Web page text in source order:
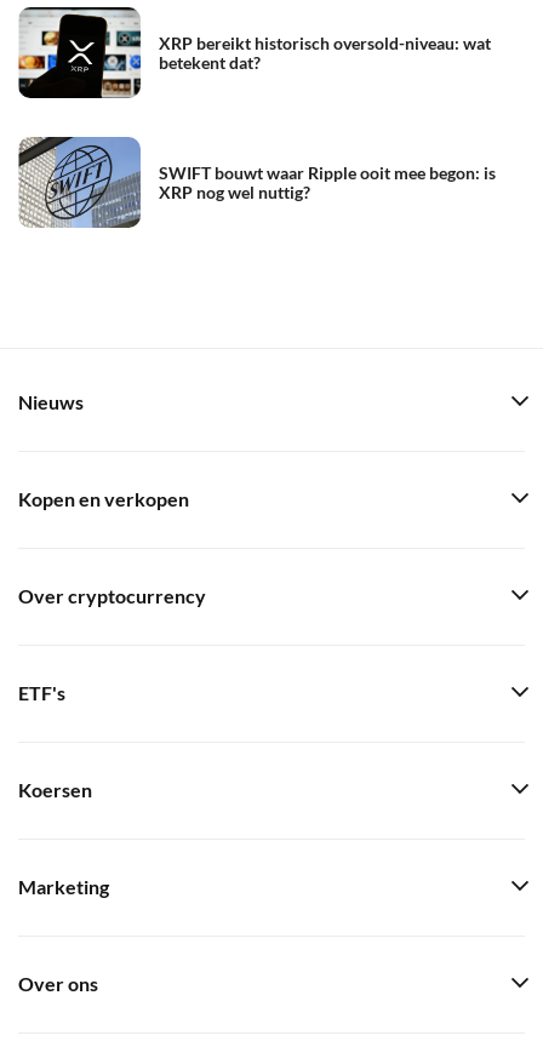
XRP bereikt historisch oversold-niveau: wat
betekent dat?
SWIFT bouwt waar Ripple ooit mee begon: is
XRP nog wel nuttig?
Nieuws
Kopen en verkopen
Over cryptocurrency
ETF's
Koersen
Marketing
Over ons